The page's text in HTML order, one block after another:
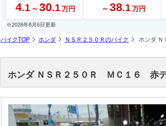
4.1 ～ 30.1 万円 ～ 38.1 万円
※2026年8月6日更新
バイクTOP ホンダ ＮＳＲ２５０Ｒのバイク ホンダ
ホンダ ＮＳＲ２５０Ｒ ＭＣ１６ 赤